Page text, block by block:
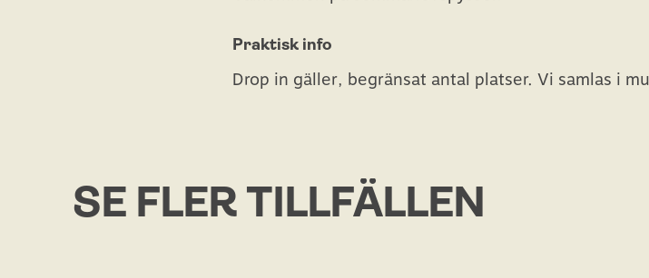
Praktisk info
Drop in gäller, begränsat antal platser. Vi samlas i
SE FLER TILLFÄLLEN